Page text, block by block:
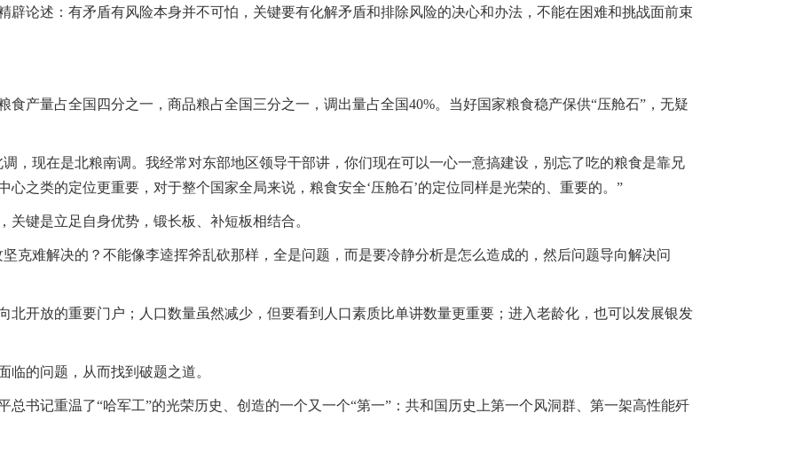
辟论述：有矛盾有风险本身并不可怕，关键要有化解矛盾和排除风险的决心和办法，不能在困难和挑战面前束
产量占全国四分之一，商品粮占全国三分之一，调出量占全国40%。当好国家粮食稳产保供“压舱石”，无疑
，现在是北粮南调。我经常对东部地区领导干部讲，你们现在可以一心一意搞建设，别忘了吃的粮食是靠兄
之类的定位更重要，对于整个国家全局来说，粮食安全‘压舱石’的定位同样是光荣的、重要的。”
键是立足自身优势，锻长板、补短板相结合。
克难解决的？不能像李逵挥斧乱砍那样，全是问题，而是要冷静分析是怎么造成的，然后问题导向解决问
北开放的重要门户；人口数量虽然减少，但要看到人口素质比单讲数量更重要；进入老龄化，也可以发展银发
临的问题，从而找到破题之道。
书记重温了“哈军工”的光荣历史、创造的一个又一个“第一”：共和国历史上第一个风洞群、第一架高性能歼